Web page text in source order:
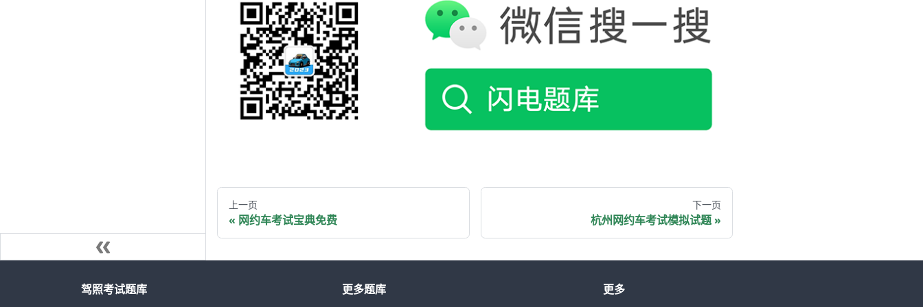
上一页
网约车考试宝典免费
下一页
杭州网约车考试模拟试题
驾照考试题库 更多题库 更多